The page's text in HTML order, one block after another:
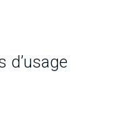
d’usage